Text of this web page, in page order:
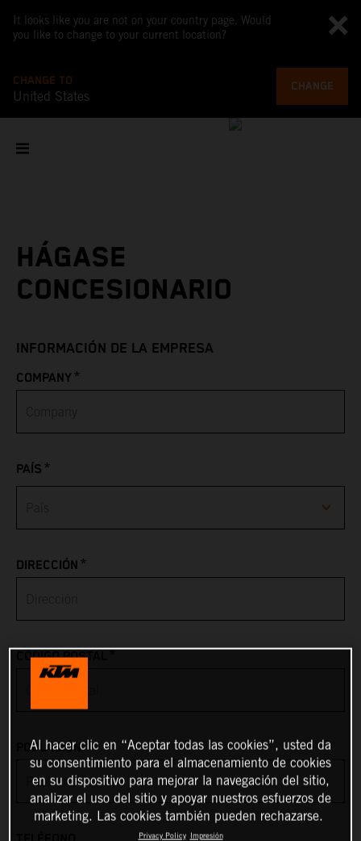
It looks like you are not on your country page. Would
you like to change to your current location?
CHANGE TO
United States
CHANGE
HÁGASE
CONCESIONARIO
INFORMACIÓN DE LA EMPRESA
COMPANY *
PAÍS *
American Samoa
Andorra
Angola
Anguilla
DIRECCIÓN *
CÓDIGO POSTAL *
POBLACIÓN*
Al hacer clic en “Aceptar todas las cookies”, usted da
su consentimiento para el almacenamiento de cookies
en su dispositivo para mejorar la navegación del sitio,
analizar el uso del sitio y apoyar nuestros esfuerzos de
marketing. Las cookies también pueden rechazarse.
Privacy Policy Impresión